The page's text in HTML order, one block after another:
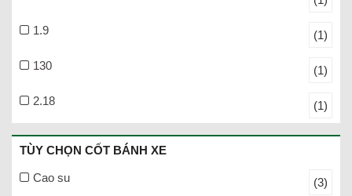
1.9 (1)
130 (1)
2.18 (1)
TÙY CHỌN CỐT BÁNH XE
Cao su (3)